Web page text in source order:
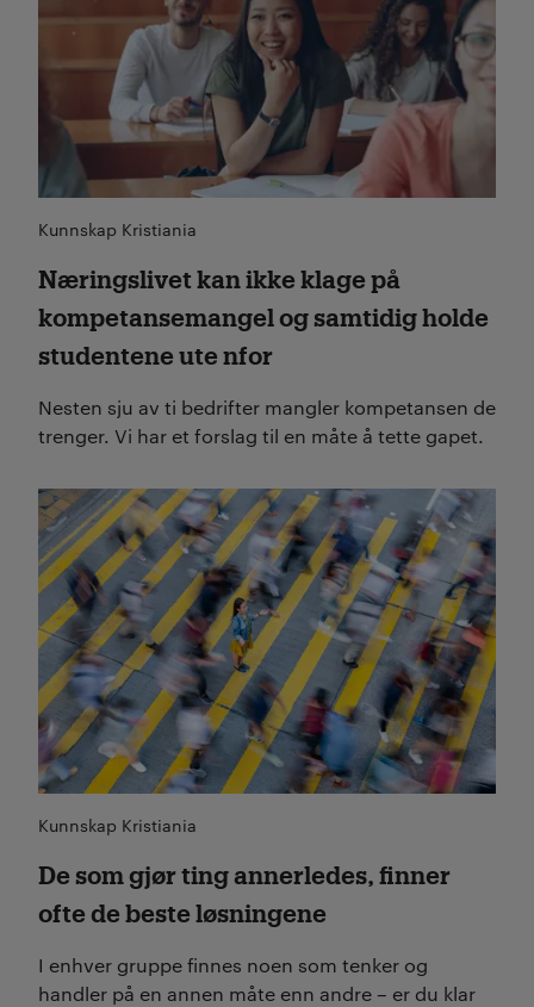
Kunnskap Kristiania
Næringslivet kan ikke klage på
kompetansemangel og samtidig holde
studentene ute nfor
Nesten sju av ti bedrifter mangler kompetansen de
trenger. Vi har et forslag til en måte å tette gapet.
Kunnskap Kristiania
De som gjør ting annerledes, finner
ofte de beste løsningene
I enhver gruppe finnes noen som tenker og
handler på en annen måte enn andre – er du klar
Les mer